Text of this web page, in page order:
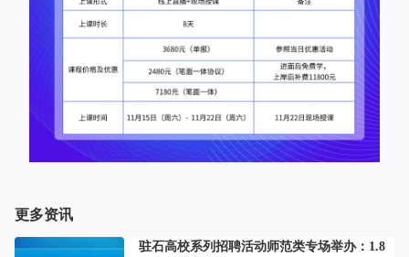
更多资讯
驻石高校系列招聘活动师范类专场举办：1.8